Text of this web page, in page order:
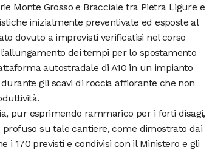
Monte Grosso e Bracciale tra Pietra Ligure e
inizialmente preventivate ed esposte al
dovuto a imprevisti verificatisi nel corso
dei tempi per lo spostamento
autostradale di A10 in un impianto
gli scavi di roccia affiorante che non
pur esprimendo rammarico per i forti disagi,
profuso su tale cantiere, come dimostrato dai
i 170 previsti e condivisi con il Ministero e gli